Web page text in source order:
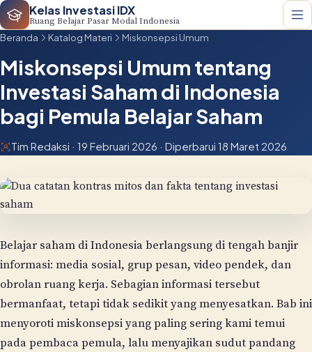
Kelas Investasi IDX
Ruang Belajar Pasar Modal Indonesia
Beranda Katalog Materi Miskonsepsi Umum
Miskonsepsi Umum tentang
Investasi Saham di Indonesia
bagi Pemula Belajar Saham
Tim Redaksi · 19 Februari 2026 · Diperbarui 18 Maret 2026
Belajar saham di Indonesia berlangsung di tengah banjir
informasi: media sosial, grup pesan, video pendek, dan
obrolan ruang kerja. Sebagian informasi tersebut
bermanfaat, tetapi tidak sedikit yang menyesatkan. Bab ini
menyoroti miskonsepsi yang paling sering kami temui
pada pembaca pemula, lalu menyajikan sudut pandang